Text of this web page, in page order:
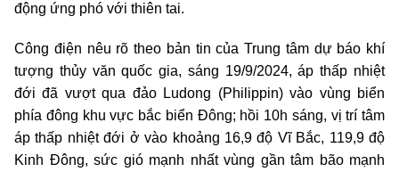
động ứng phó với thiên tai.
Công điện nêu rõ theo bản tin của Trung tâm dự báo khí
tượng thủy văn quốc gia, sáng 19/9/2024, áp thấp nhiệt
đới đã vượt qua đảo Ludong (Philippin) vào vùng biển
phía đông khu vực bắc biển Đông; hồi 10h sáng, vị trí tâm
áp thấp nhiệt đới ở vào khoảng 16,9 độ Vĩ Bắc, 119,9 độ
Kinh Đông, sức gió mạnh nhất vùng gần tâm bão mạnh